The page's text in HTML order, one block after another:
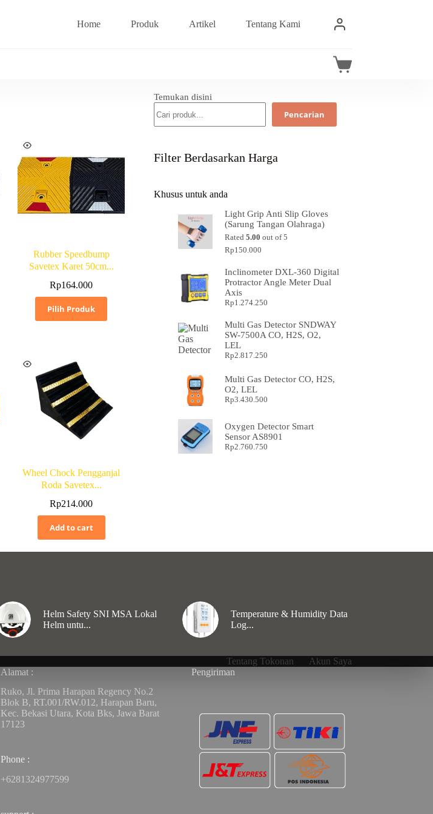
Home Produk Artikel Tentang Kami
Rubber Speedbump
Savetex Karet 50cm...
Rp164.000
Pilih Produk
Wheel Chock Pengganjal
Roda Savetex...
Rp214.000
Add to cart
Temukan disini
Pencarian
Filter Berdasarkan Harga
Khusus untuk anda
Light Grip Anti Slip Gloves
(Sarung Tangan Olahraga)
Rated5.00 out of 5
Rp150.000
Inclinometer DXL-360 Digital
Protractor Angle Meter Dual
Axis
Rp1.274.250
Multi Gas Detector SNDWAY
SW-7500A CO, H2S, O2,
LEL
Rp2.817.250
Multi Gas Detector CO, H2S,
O2, LEL
Rp3.430.500
Oxygen Detector Smart
Sensor AS8901
Rp2.760.750
Helm Safety SNI MSA Lokal
Helm untu...
Temperature & Humidity Data
Log...
Tentang Tokonan
Akun Saya
Alamat :
Ruko, Jl. Prima Harapan Regency No.2
Blok B, RT.001/RW.012, Harapan Baru,
Kec. Bekasi Utara, Kota Bks, Jawa Barat
17123
Phone :
+6281324977599
Pengiriman